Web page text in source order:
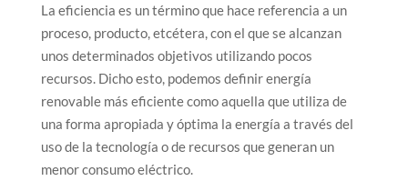
La eficiencia es un término que hace referencia a un
proceso, producto, etcétera, con el que se alcanzan
unos determinados objetivos utilizando pocos
recursos. Dicho esto, podemos definir energía
renovable más eficiente como aquella que utiliza de
una forma apropiada y óptima la energía a través del
uso de la tecnología o de recursos que generan un
menor consumo eléctrico.